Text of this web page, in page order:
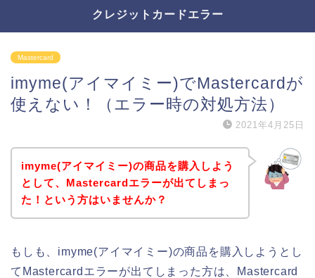
クレジットカードエラー
Mastercard
imyme(アイマイミー)でMastercardが
使えない！（エラー時の対処方法）
2021年4月25日
imyme(アイマイミー)の商品を購入しよう
として、Mastercardエラーが出てしまっ
た！という方はいませんか？
もしも、imyme(アイマイミー)の商品を購入しようとし
てMastercardエラーが出てしまった方は、Mastercard